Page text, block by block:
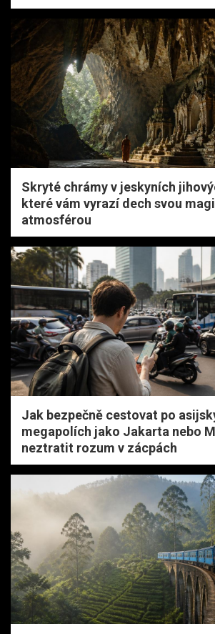
Skryté chrámy v jeskyních
které vám vyrazí dech svou
atmosférou
Jak bezpečně cestovat po
megapolích jako Jakarta nebo
neztratit rozum v zácpách